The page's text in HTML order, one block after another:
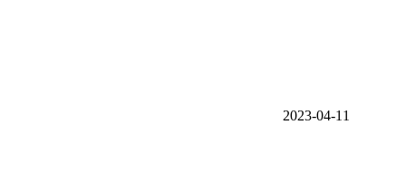
2023-04-11